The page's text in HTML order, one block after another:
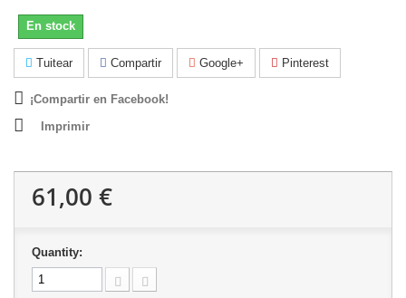
En stock
Tuitear Compartir Google+ Pinterest
¡Compartir en Facebook!
Imprimir
61,00 €
Quantity: